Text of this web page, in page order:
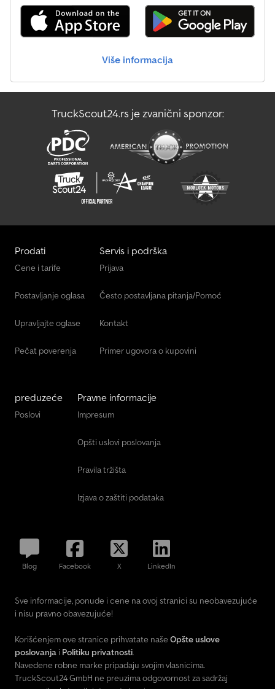
Više informacija
TruckScout24.rs je zvanični sponzor:
Prodati
Cene i tarife
Postavljanje oglasa
Upravljajte oglase
Pečat poverenja
Servis i podrška
Prijava
Često postavljana pitanja/Pomoć
Kontakt
Primer ugovora o kupovini
preduzeće
Poslovi
Pravne informacije
Impresum
Opšti uslovi poslovanja
Pravila tržišta
Izjava o zaštiti podataka
Blog Facebook X LinkedIn
Sve informacije, ponude i cene na ovoj stranici su neobavezujuće
i nisu pravno obavezujuće!
Korišćenjem ove stranice prihvatate naše Opšte uslove
poslovanja i Politiku privatnosti.
Navedene robne marke pripadaju svojim vlasnicima.
TruckScout24 GmbH ne preuzima odgovornost za sadržaj